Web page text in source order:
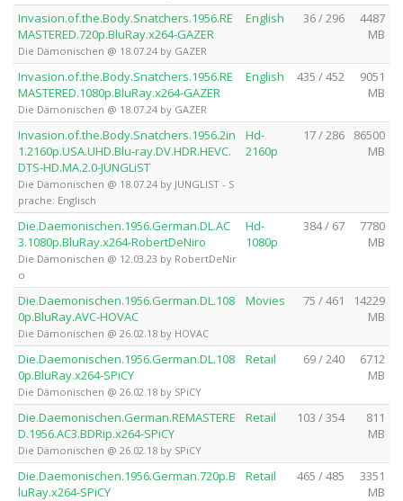
Invasion.of.the.Body.Snatchers.1956.RE
MASTERED.720p.BluRay.x264-GAZER
Die Dämonischen @ 18.07.24 by GAZER
English 36 / 296
4487
MB
Invasion.of.the.Body.Snatchers.1956.RE
MASTERED.1080p.BluRay.x264-GAZER
Die Dämonischen @ 18.07.24 by GAZER
English 435 / 452
9051
MB
Invasion.of.the.Body.Snatchers.1956.2in
1.2160p.USA.UHD.Blu-ray.DV.HDR.HEVC.
DTS-HD.MA.2.0-JUNGLiST
Die Dämonischen @ 18.07.24 by JUNGLIST - S
prache: Englisch
Hd-
2160p
17 / 286
86500
MB
Die.Daemonischen.1956.German.DL.AC
3.1080p.BluRay.x264-RobertDeNiro
Die Dämonischen @ 12.03.23 by RobertDeNir
o
Hd-
1080p
384 / 67
7780
MB
Die.Daemonischen.1956.German.DL.108
0p.BluRay.AVC-HOVAC
Die Dämonischen @ 26.02.18 by HOVAC
Movies 75 / 461
14229
MB
Die.Daemonischen.1956.German.DL.108
0p.BluRay.x264-SPiCY
Die Dämonischen @ 26.02.18 by SPiCY
Retail 69 / 240
6712
MB
Die.Daemonischen.German.REMASTERE
D.1956.AC3.BDRip.x264-SPiCY
Die Dämonischen @ 26.02.18 by SPiCY
Retail 103 / 354
811
MB
Die.Daemonischen.1956.German.720p.B
luRay.x264-SPiCY
Retail 465 / 485
3351
MB